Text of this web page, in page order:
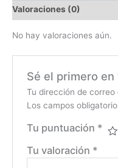
Valoraciones (0)
No hay valoraciones aún.
Sé el primero en
Tu dirección de
Los campos
Tu puntuación *
Tu valoración *